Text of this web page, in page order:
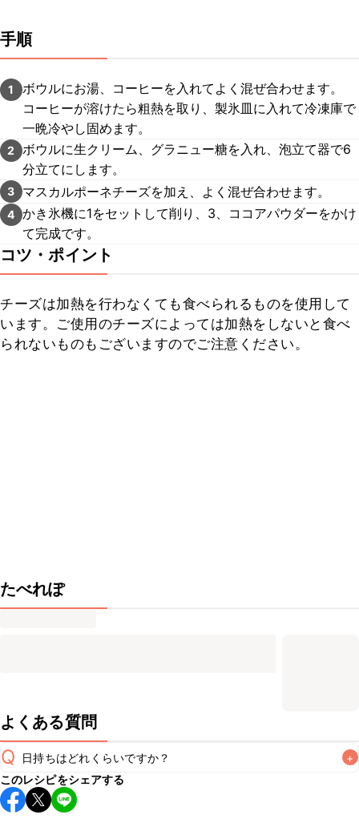
手順
1
ボウルにお湯、コーヒーを入れてよく混ぜ合わせます。
コーヒーが溶けたら粗熱を取り、製氷皿に入れて冷凍庫で
一晩冷やし固めます。
2
ボウルに生クリーム、グラニュー糖を入れ、泡立て器で6
分立てにします。
3 マスカルポーネチーズを加え、よく混ぜ合わせます。
4 かき氷機に1をセットして削り、3、ココアパウダーをかけ
て完成です。
コツ・ポイント
チーズは加熱を行わなくても食べられるものを使用して
います。ご使用のチーズによっては加熱をしないと食べ
られないものもございますのでご注意ください。
たべれぽ
よくある質問
Q 日持ちはどれくらいですか？ +
こちらのレシピは出来たてをお召し上がりいただくことをお
すすめします。
このレシピをシェアする